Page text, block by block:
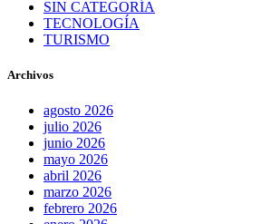
SIN CATEGORÍA
TECNOLOGÍA
TURISMO
Archivos
agosto 2026
julio 2026
junio 2026
mayo 2026
abril 2026
marzo 2026
febrero 2026